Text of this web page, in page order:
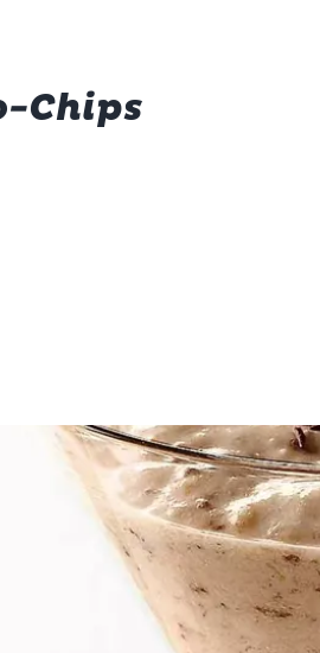
Chips